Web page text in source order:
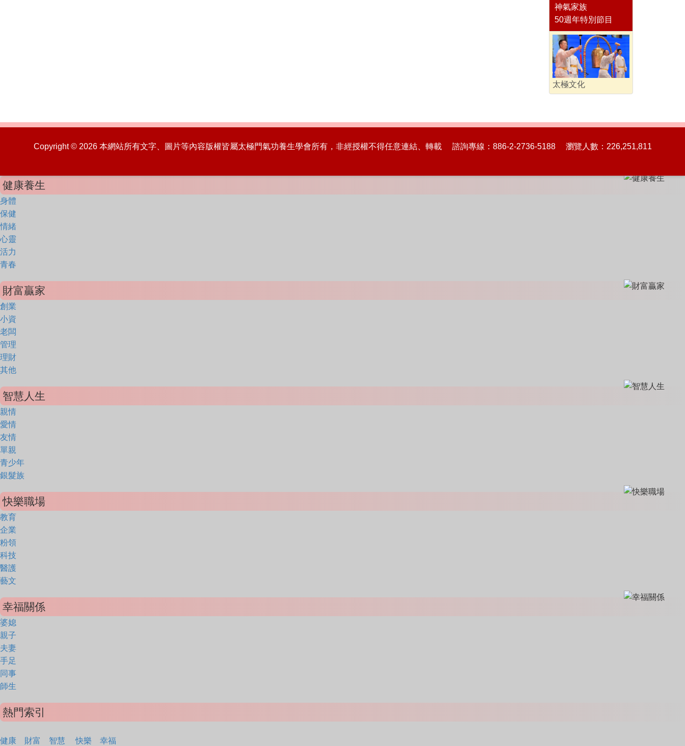
神氣家族
50週年特別節目
太極文化
Copyright © 2026 本網站所有文字、圖片等內容版權皆屬太極門氣功養生學會所有，非經授權不得任意連結、轉載 諮詢專線：886-2-2736-5188 瀏覽人數：226,251,811
健康養生
身體
保健
情緒
心靈
活力
青春
財富贏家
創業
小資
老闆
管理
理財
其他
智慧人生
親情
愛情
友情
單親
青少年
銀髮族
快樂職場
教育
企業
粉領
科技
醫護
藝文
幸福關係
婆媳
親子
夫妻
手足
同事
師生
熱門索引
健康 財富 智慧 快樂 幸福